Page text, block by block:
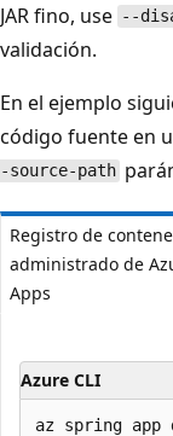
JAR fino, use --
validación.
En el ejemplo
código fuente en
-source-path
Registro de
administrado de
Apps
Azure CLI
az spring app